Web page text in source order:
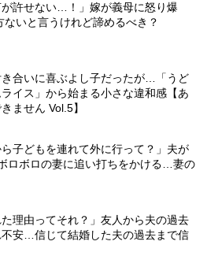
が許せない…！」嫁が義母に怒り爆
ないと言うけれど諦めるべき？
合いに喜ぶよし子だったが…「うど
イス」から始まる小さな違和感【あ
ません Vol.5】
ら子どもを連れて外に行って？」夫が
ロボロの妻に追い打ちをかける…妻の
た理由ってそれ？」友人から夫の過去
不安…信じて結婚した夫の過去まで信